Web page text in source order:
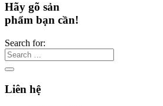
Hãy gõ sản
phẩm bạn cần!
Search for:
Liên hệ